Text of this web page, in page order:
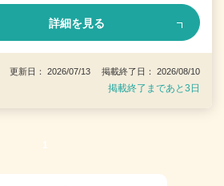
詳細を見る
更新日： 2026/07/13 掲載終了日： 2026/08/10
掲載終了まであと3日
1